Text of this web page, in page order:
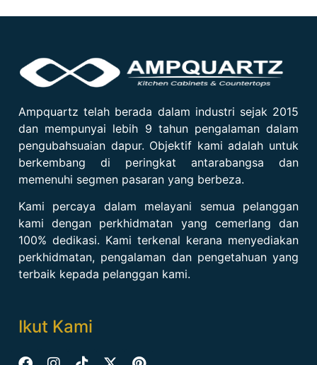
Ampquartz telah berada dalam industri sejak 2015
dan mempunyai lebih 9 tahun pengalaman dalam
pengubahsuaian dapur. Objektif kami adalah untuk
berkembang di peringkat antarabangsa dan
memenuhi segmen pasaran yang berbeza.
Kami percaya dalam melayani semua pelanggan
kami dengan perkhidmatan yang cemerlang dan
100% dedikasi. Kami terkenal kerana menyediakan
perkhidmatan, pengalaman dan pengetahuan yang
terbaik kepada pelanggan kami.
Ikut Kami